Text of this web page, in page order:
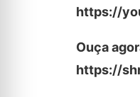
https://
Ouça
https://